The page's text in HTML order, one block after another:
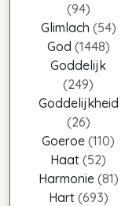
(94)
Glimlach (54)
God (1448)
Goddelijk
(249)
Goddelijkheid
(26)
Goeroe (110)
Haat (52)
Harmonie (81)
Hart (693)